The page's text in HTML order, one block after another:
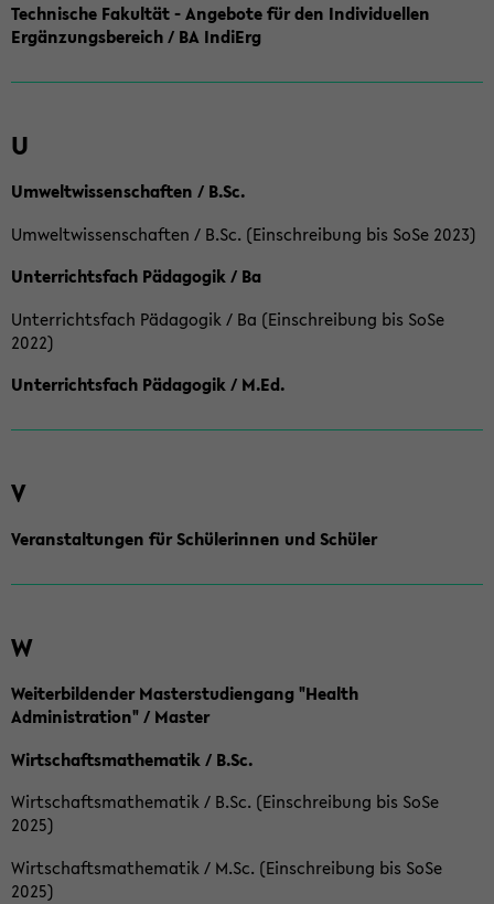
Technische Fakultät - Angebote für den Individuellen
Ergänzungsbereich / BA IndiErg
U
Umweltwissenschaften / B.Sc.
Umweltwissenschaften / B.Sc. (Einschreibung bis SoSe 2023)
Unterrichtsfach Pädagogik / Ba
Unterrichtsfach Pädagogik / Ba (Einschreibung bis SoSe
2022)
Unterrichtsfach Pädagogik / M.Ed.
V
Veranstaltungen für Schülerinnen und Schüler
W
Weiterbildender Masterstudiengang "Health
Administration" / Master
Wirtschaftsmathematik / B.Sc.
Wirtschaftsmathematik / B.Sc. (Einschreibung bis SoSe
2025)
Wirtschaftsmathematik / M.Sc. (Einschreibung bis SoSe
2025)